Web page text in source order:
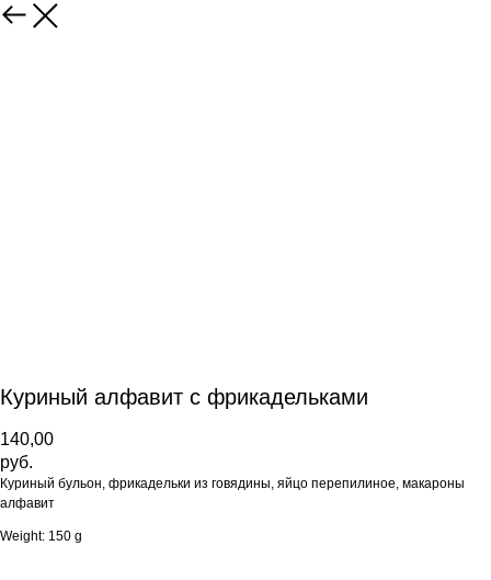
Куриный алфавит с фрикадельками
140,00
руб.
Куриный бульон, фрикадельки из говядины, яйцо перепилиное, макароны
алфавит
Weight: 150 g